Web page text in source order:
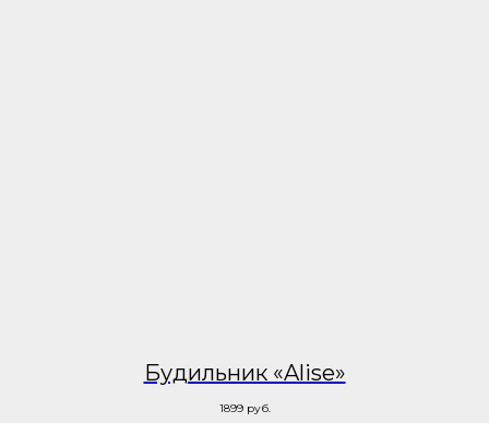
Будильник «Alise»
1899 руб.